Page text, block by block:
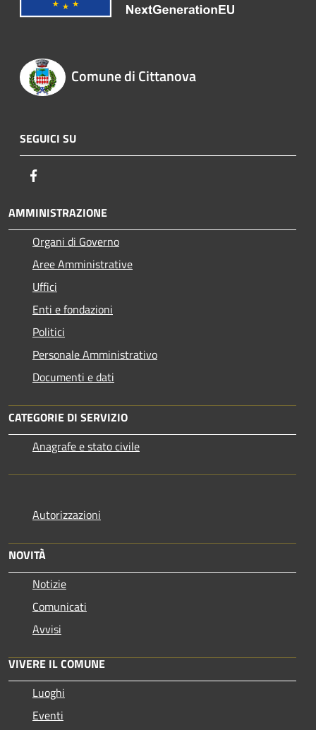
Comune di Cittanova
SEGUICI SU
AMMINISTRAZIONE
Organi di Governo
Aree Amministrative
Uffici
Enti e fondazioni
Politici
Personale Amministrativo
Documenti e dati
CATEGORIE DI SERVIZIO
Anagrafe e stato civile
Autorizzazioni
NOVITÀ
Notizie
Comunicati
Avvisi
VIVERE IL COMUNE
Luoghi
Eventi